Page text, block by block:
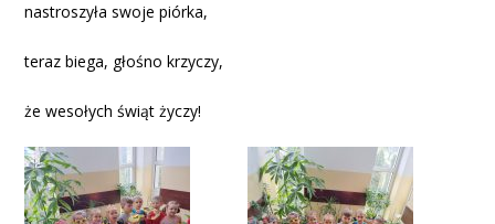
nastroszyła swoje piórka,
teraz biega, głośno krzyczy,
że wesołych świąt życzy!